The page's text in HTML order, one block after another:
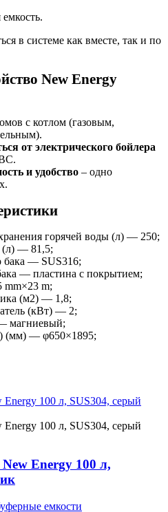
в системе как вместе, так и по
New Energy
с котлом (газовым,
от электрического бойлера
и удобство – одно
горячей воды (л) — 250;
(л) — 81,5;
бака — SUS316;
— пластина с покрытием;
m;
(м2) — 1,8;
(кВт) — 2;
магниевый;
(мм) — φ650×1895;
Energy 100 л,
емкости